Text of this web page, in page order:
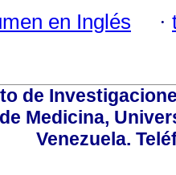
en Inglés ·
de
Medicina,
Venezuela.